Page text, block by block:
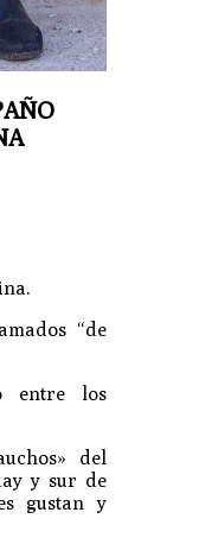
“de
entre los
del
y sur de
gustan y